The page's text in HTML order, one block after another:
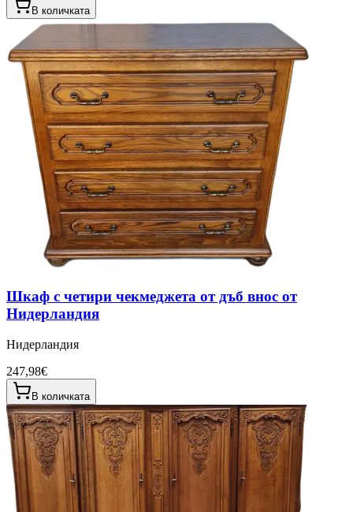
В количката
Шкаф с четири чекмеджета от дъб внос от
Нидерландия
Нидерландия
247,98€
В количката